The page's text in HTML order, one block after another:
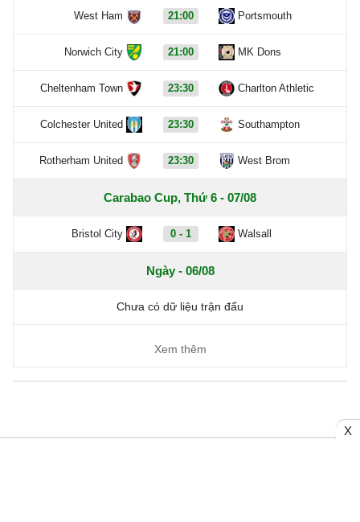
West Ham 21:00 Portsmouth
Norwich City 21:00 MK Dons
Cheltenham Town 23:30 Charlton Athletic
Colchester United 23:30 Southampton
Rotherham United 23:30 West Brom
Carabao Cup, Thứ 6 - 07/08
Bristol City 0 - 1 Walsall
Ngày - 06/08
Chưa có dữ liệu trận đấu
Xem thêm
X